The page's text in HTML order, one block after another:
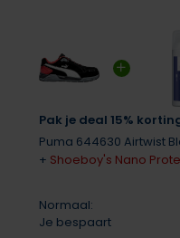
Pak je deal 15%
Puma 644630 Airtwist
+ Shoeboy's Nano
Normaal:
Je bespaart